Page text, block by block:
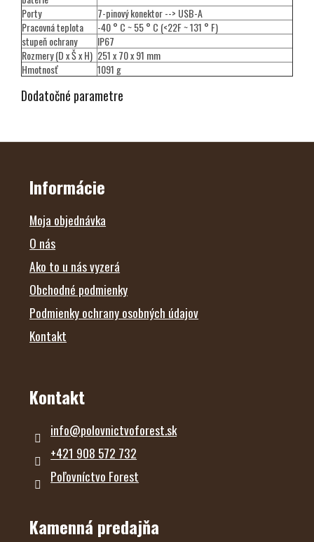
Porty
7-pinový konektor --> USB-A
Pracovná teplota
-40 ° C ~ 55 ° C (<22F ~ 131 ° F)
stupeň ochrany
IP67
Rozmery (D x Š x H) 251 x 70 x 91 mm
Hmotnosť
1091 g
Dodatočné parametre
Z
Informácie
Moja objednávka
O nás
Ako to u nás vyzerá
Obchodné podmienky
Podmienky ochrany osobných údajov
Kontakt
Kontakt
info@polovnictvoforest.sk
+421 908 572 732
Poľovníctvo Forest
Kamenná predajňa